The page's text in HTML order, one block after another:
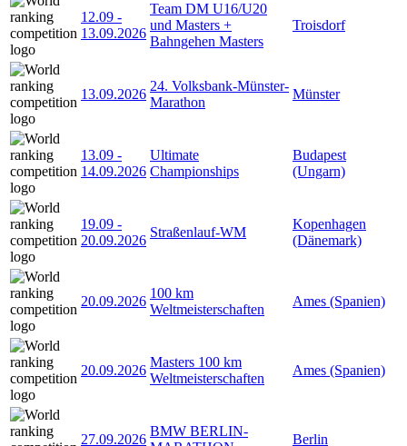
12.09 -
13.09.2026
Team DM U16/U20
und Masters +
Bahngehen Masters
Troisdorf
13.09.2026
24. Volksbank-Münster-
Marathon
Münster
13.09 -
14.09.2026
Ultimate
Championships
Budapest
(Ungarn)
19.09 -
20.09.2026
Straßenlauf-WM
Kopenhagen
(Dänemark)
20.09.2026
100 km
Weltmeisterschaften
Ames (Spanien)
20.09.2026
Masters 100 km
Weltmeisterschaften
Ames (Spanien)
27.09.2026
BMW BERLIN-
Berlin